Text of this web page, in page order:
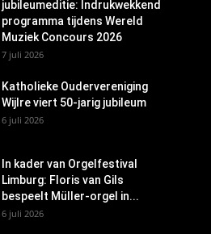
jubileumeditie: Indrukwekkend
programma tijdens Wereld
Muziek Concours 2026
7 juli 2026
Katholieke Oudervereniging
Wijlre viert 50-jarig jubileum
6 juli 2026
In kader van Orgelfestival
Limburg: Floris van Gils
bespeelt Müller-orgel in...
6 juli 2026